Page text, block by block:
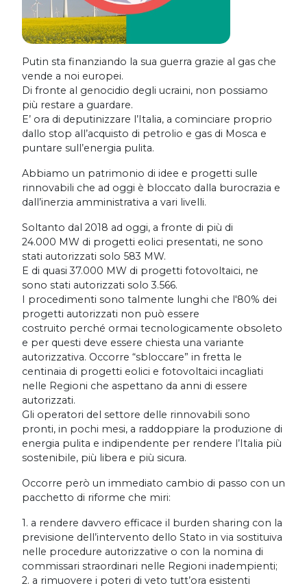
Putin sta finanziando la sua guerra grazie al gas che
vende a noi europei.
Di fronte al genocidio degli ucraini, non possiamo
più restare a guardare.
E’ ora di deputinizzare l’Italia, a cominciare proprio
dallo stop all’acquisto di petrolio e gas di Mosca e
puntare sull’energia pulita.
Abbiamo un patrimonio di idee e progetti sulle
rinnovabili che ad oggi è bloccato dalla burocrazia e
dall’inerzia amministrativa a vari livelli.
Soltanto dal 2018 ad oggi, a fronte di più di
24.000 MW di progetti eolici presentati, ne sono
stati autorizzati solo 583 MW.
E di quasi 37.000 MW di progetti fotovoltaici, ne
sono stati autorizzati solo 3.566.
I procedimenti sono talmente lunghi che l'80% dei
progetti autorizzati non può essere
costruito perché ormai tecnologicamente obsoleto
e per questi deve essere chiesta una variante
autorizzativa. Occorre “sbloccare” in fretta le
centinaia di progetti eolici e fotovoltaici incagliati
nelle Regioni che aspettano da anni di essere
autorizzati.
Gli operatori del settore delle rinnovabili sono
pronti, in pochi mesi, a raddoppiare la produzione di
energia pulita e indipendente per rendere l’Italia più
sostenibile, più libera e più sicura.
Occorre però un immediato cambio di passo con un
pacchetto di riforme che miri:
1. a rendere davvero efficace il burden sharing con la
previsione dell’intervento dello Stato in via sostituiva
nelle procedure autorizzative o con la nomina di
commissari straordinari nelle Regioni inadempienti;
2. a rimuovere i poteri di veto tutt’ora esistenti